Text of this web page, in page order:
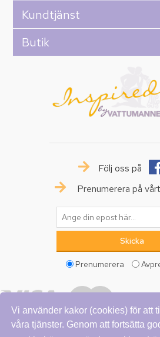
Vi använder kakor (cookies) för att
våra tjänster. Genom att fortsätta
Kundtjänst
Butik
Följ oss på
Prenumerera på
Prenumerera